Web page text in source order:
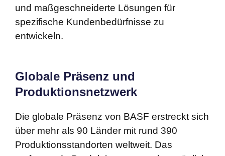
und maßgeschneiderte Lösungen für
spezifische Kundenbedürfnisse zu
entwickeln.
Globale Präsenz und
Produktionsnetzwerk
Die globale Präsenz von BASF erstreckt sich
über mehr als 90 Länder mit rund 390
Produktionsstandorten weltweit. Das